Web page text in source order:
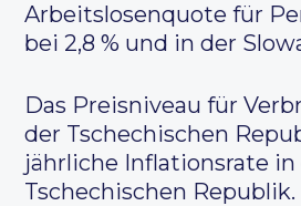
Arbeitslosenquote für
bei 2,8 % und in der
Das Preisniveau für
der Tschechischen
jährliche Inflationsrate in
Tschechischen